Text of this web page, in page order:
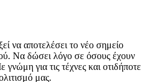
να αποτελέσει το νέο σημείο
Να δώσει λόγο σε όσους έχουν
για τις τέχνες και οτιδήποτε
μας.